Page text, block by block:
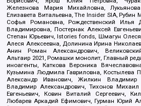
Железнова Мария Михайловна,
Елизавета Витальевна, The Insider SIA,
Софья Романовна, Рождественский Илья
Владимировна, Постернак Алексей
Степан Юрьевич, Istories fonds, Шмагун
Алеся Алексеевна, Долинина Ирина
Анин Роман Александрович,
Альтаир 2021, Ромашки монолит, Главный
иноагенты, Каткова Вероника
Кузьмина Людмила Гавриловна, Костылева
Александр Иванович, Жилкин Владимир
Владимир Александрович, Тихонов Михаил
Евгеньевич, Ковин Виталий Сергеевич,
Любарев Аркадий Ефимович, Гурман Юрий